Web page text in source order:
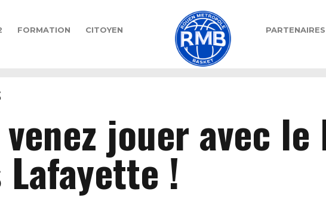
FORMATION CITOYEN PARTENAIRES
jouer avec le
Lafayette !